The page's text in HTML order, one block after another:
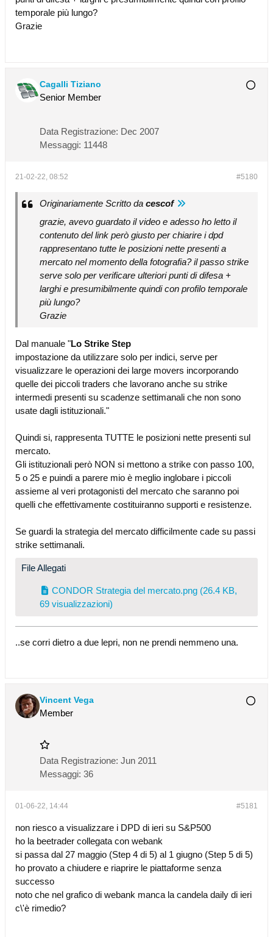
temporale più lungo?
Grazie
Cagalli Tiziano
Senior Member
Data Registrazione: Dec 2007
Messaggi: 11448
#5180
21-02-22, 08:52
Originariamente Scritto da cescof
grazie, avevo guardato il video e adesso ho letto il
contenuto del link però giusto per chiarire i dpd
rappresentano tutte le posizioni nette presenti a
mercato nel momento della fotografia? il passo strike
serve solo per verificare ulteriori punti di difesa +
larghi e presumibilmente quindi con profilo temporale
più lungo?
Grazie
Dal manuale "Lo Strike Step
impostazione da utilizzare solo per indici, serve per
visualizzare le operazioni dei large movers incorporando
quelle dei piccoli traders che lavorano anche su strike
intermedi presenti su scadenze settimanali che non sono
usate dagli istituzionali."
Quindi si, rappresenta TUTTE le posizioni nette presenti sul
mercato.
Gli istituzionali però NON si mettono a strike con passo 100,
5 o 25 e puindi a parere mio è meglio inglobare i piccoli
assieme al veri protagonisti del mercato che saranno poi
quelli che effettivamente costituiranno supporti e resistenze.
Se guardi la strategia del mercato difficilmente cade su passi
strike settimanali.
File Allegati
CONDOR Strategia del mercato.png (26.4 KB,
69 visualizzazioni)
..se corri dietro a due lepri, non ne prendi nemmeno una.
Vincent Vega
Member
Data Registrazione: Jun 2011
Messaggi: 36
#5181
01-06-22, 14:44
non riesco a visualizzare i DPD di ieri su S&P500
ho la beetrader collegata con webank
si passa dal 27 maggio (Step 4 di 5) al 1 giugno (Step 5 di 5)
ho provato a chiudere e riaprire le piattaforme senza
successo
noto che nel grafico di webank manca la candela daily di ieri
c\'è rimedio?